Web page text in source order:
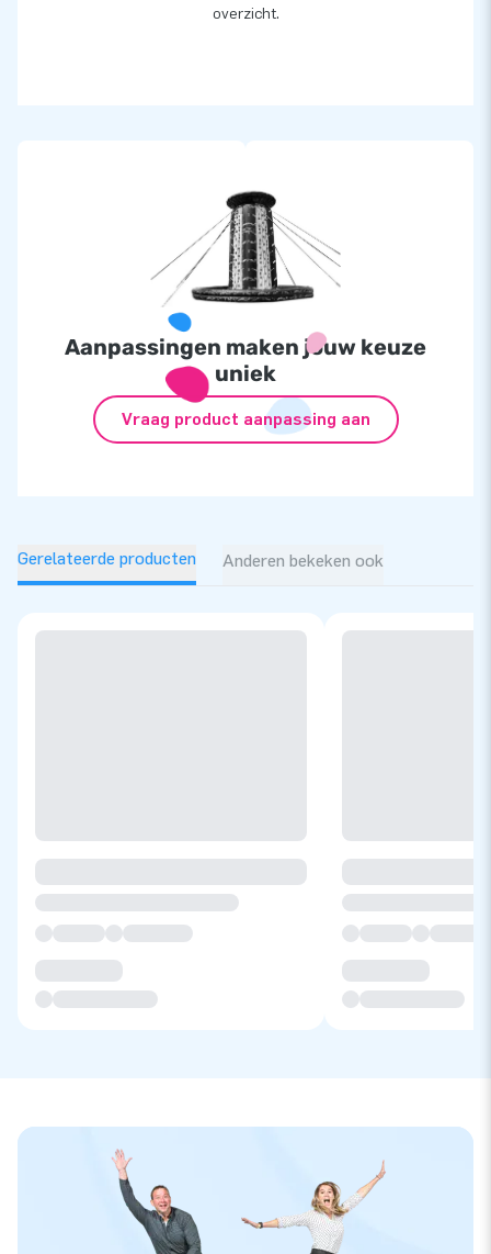
overzicht.
Aanpassingen maken jouw keuze
uniek
Vraag product aanpassing aan
Gerelateerde producten Anderen bekeken ook